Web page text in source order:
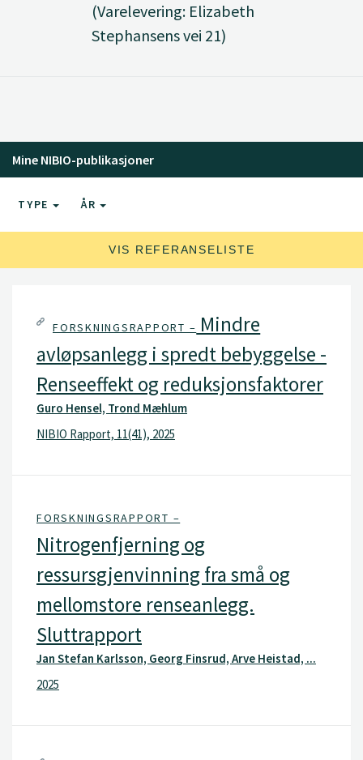
(Varelevering: Elizabeth
Stephansens vei 21)
Mine NIBIO-publikasjoner
TYPE ÅR
VIS REFERANSELISTE
FORSKNINGSRAPPORT – Mindre
avløpsanlegg i spredt bebyggelse -
Renseeffekt og reduksjonsfaktorer
Guro Hensel, Trond Mæhlum
NIBIO Rapport, 11(41), 2025
FORSKNINGSRAPPORT –
Nitrogenfjerning og
ressursgjenvinning fra små og
mellomstore renseanlegg.
Sluttrapport
Jan Stefan Karlsson, Georg Finsrud, Arve Heistad, ...
2025